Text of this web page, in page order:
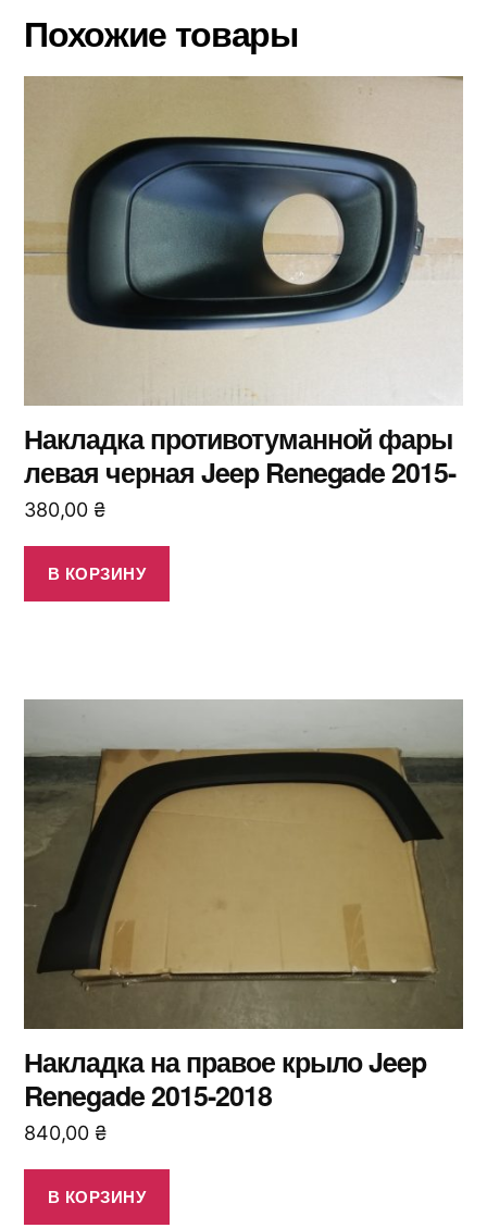
Похожие товары
Накладка противотуманной фары
левая черная Jeep Renegade 2015-
380,00 ₴
В КОРЗИНУ
Накладка на правое крыло Jeep
Renegade 2015-2018
840,00 ₴
В КОРЗИНУ